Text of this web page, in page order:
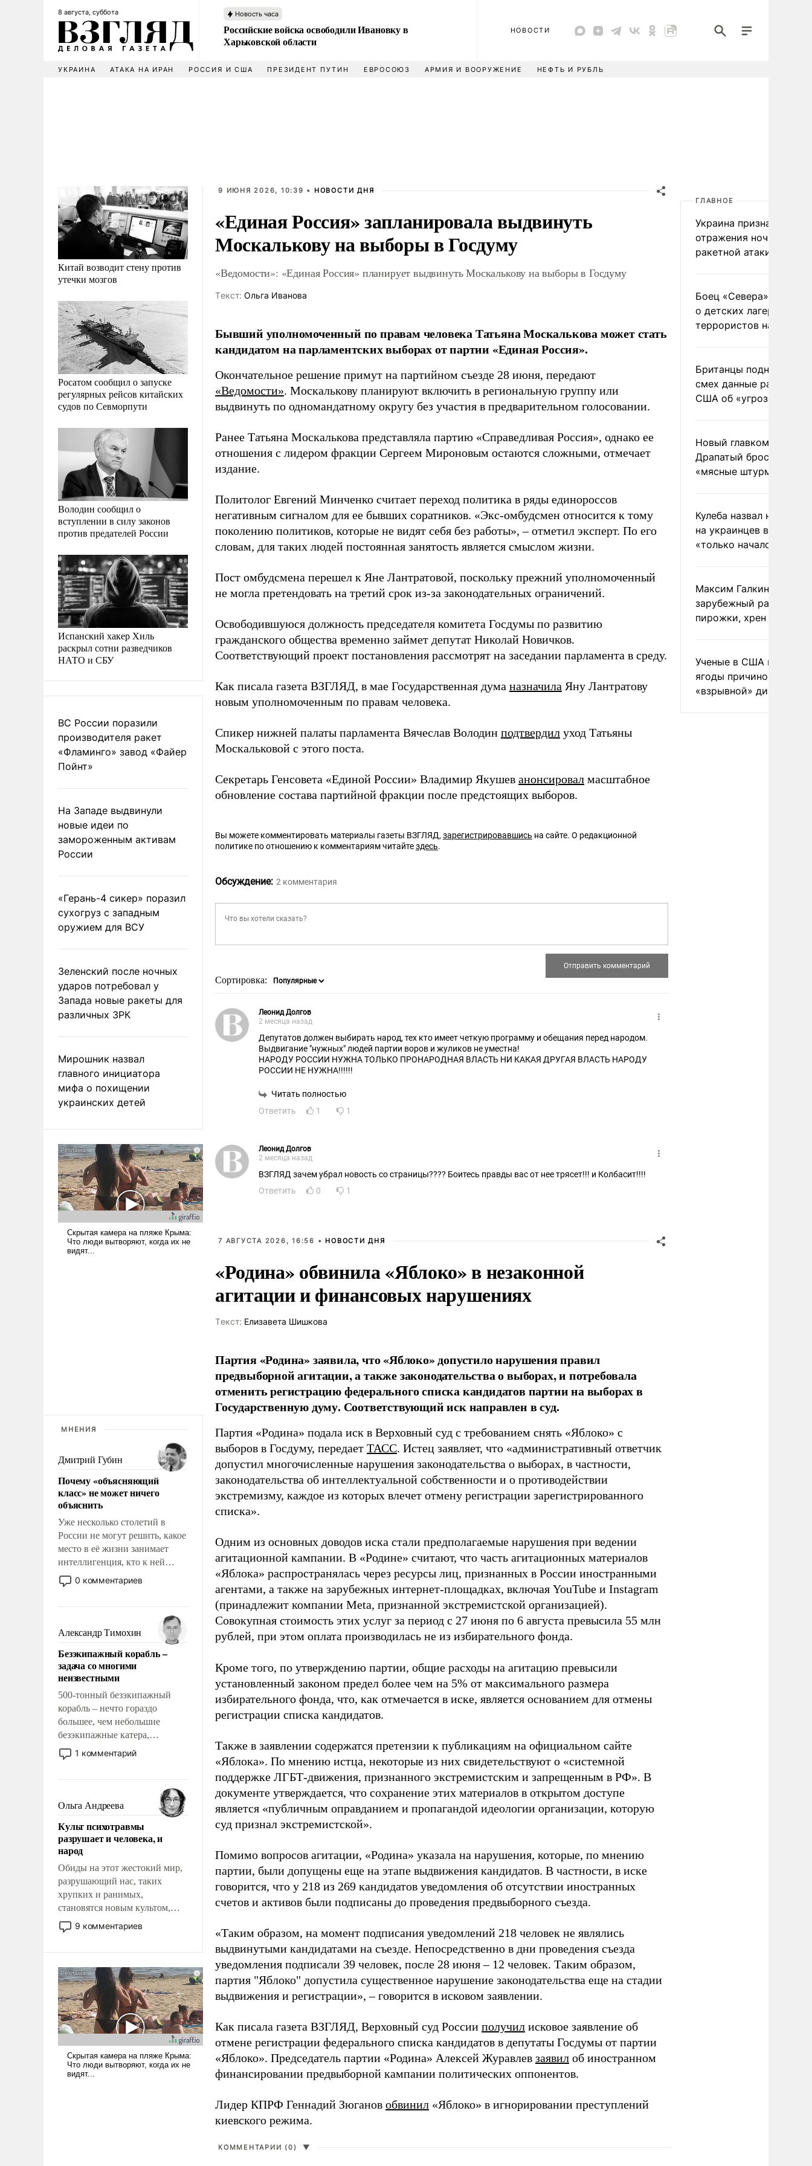
8 августа, суббота Новость часа
Российские войска освободили Ивановку в
Харьковской области
НОВОСТИ
УКРАИНА АТАКА НА ИРАН РОССИЯ И США ПРЕЗИДЕНТ ПУТИН ЕВРОСОЮЗ АРМИЯ И ВООРУЖЕНИЕ НЕФТЬ И РУБЛЬ
Китай возводит стену против
утечки мозгов
Росатом сообщил о запуске
регулярных рейсов китайских
судов по Севморпути
Володин сообщил о
вступлении в силу законов
против предателей России
Испанский хакер Хиль
раскрыл сотни разведчиков
НАТО и СБУ
ВС России поразили
производителя ракет
«Фламинго» завод «Файер
Пойнт»
На Западе выдвинули
новые идеи по
замороженным активам
России
«Герань-4 сикер» поразил
сухогруз с западным
оружием для ВСУ
Зеленский после ночных
ударов потребовал у
Запада новые ракеты для
различных ЗРК
Мирошник назвал
главного инициатора
мифа о похищении
украинских детей
МНЕНИЯ
Дмитрий Губин
Почему «объясняющий
класс» не может ничего
объяснить
Уже несколько столетий в
России не могут решить, какое
место в её жизни занимает
интеллигенция, кто к ней
принадлежит, а кого из неё
исключили с правом
чем она отличается от просто
образованных людей. Иногда
казалось, что эти вопросы
решены раз и навсегда, но –
нет, не решены.
0 комментариев
Александр Тимохин
Безэкипажный корабль –
задача со многими
неизвестными
500-тонный безэкипажный
корабль – нечто гораздо
большее, чем небольшие
безэкипажные катера,
применение которых уже
стало обыденностью. Задача по
сложна и амбициозна. Однако
и ее реализация радикально
поднимет наши боевые
возможности.
1 комментарий
Ольга Андреева
Культ психотравмы
разрушает и человека, и
народ
Обиды на этот жестокий мир,
разрушающий нас, таких
хрупких и ранимых,
становятся новым культом,
постепенно вытесняя и
отменяя традиционное
ударами судьбы, брать на себя
ответственность, помогать
слабым, идти вперед и
адаптироваться.
9 комментариев
9 ИЮНЯ 2026, 10:39 • НОВОСТИ ДНЯ
«Единая Россия» запланировала выдвинуть
Москалькову на выборы в Госдуму
«Ведомости»: «Единая Россия» планирует выдвинуть Москалькову на выборы в Госдуму
Tекст: Ольга Иванова
Бывший уполномоченный по правам человека Татьяна Москалькова может стать
кандидатом на парламентских выборах от партии «Единая Россия».
Окончательное решение примут на партийном съезде 28 июня, передают
«Ведомости». Москалькову планируют включить в региональную группу или
выдвинуть по одномандатному округу без участия в предварительном голосовании.
Ранее Татьяна Москалькова представляла партию «Справедливая Россия», однако ее
отношения с лидером фракции Сергеем Мироновым остаются сложными, отмечает
издание.
Политолог Евгений Минченко считает переход политика в ряды единороссов
негативным сигналом для ее бывших соратников. «Экс-омбудсмен относится к тому
поколению политиков, которые не видят себя без работы», – отметил эксперт. По его
словам, для таких людей постоянная занятость является смыслом жизни.
Пост омбудсмена перешел к Яне Лантратовой, поскольку прежний уполномоченный
не могла претендовать на третий срок из-за законодательных ограничений.
Освободившуюся должность председателя комитета Госдумы по развитию
гражданского общества временно займет депутат Николай Новичков.
Соответствующий проект постановления рассмотрят на заседании парламента в среду.
Как писала газета ВЗГЛЯД, в мае Государственная дума назначила Яну Лантратову
новым уполномоченным по правам человека.
Спикер нижней палаты парламента Вячеслав Володин подтвердил уход Татьяны
Москальковой с этого поста.
Секретарь Генсовета «Единой России» Владимир Якушев анонсировал масштабное
обновление состава партийной фракции после предстоящих выборов.
Вы можете комментировать материалы газеты ВЗГЛЯД, зарегистрировавшись на сайте. О редакционной
политике по отношению к комментариям читайтездесь.
Обсуждение: 2 комментария
Сортировка:
Леонид Долгов
2 месяца назад
Депутатов должен выбирать народ, тех кто имеет четкую программу и обещания перед народом.
Выдвигание "нужных" людей партии воров и жуликов не уместна!
НАРОДУ РОССИИ НУЖНА ТОЛЬКО ПРОНАРОДНАЯ ВЛАСТЬ НИ КАКАЯ ДРУГАЯ ВЛАСТЬ НАРОДУ
РОССИИ НЕ НУЖНА!!!!!!
Читать полностью
Ответить
1 1
Леонид Долгов
2 месяца назад
ВЗГЛЯД зачем убрал новость со страницы???? Боитесь правды вас от нее трясет!!! и Колбасит!!!!
Ответить
0 1
7 АВГУСТА 2026, 16:56 • НОВОСТИ ДНЯ
«Родина» обвинила «Яблоко» в незаконной
агитации и финансовых нарушениях
Tекст: Елизавета Шишкова
Партия «Родина» заявила, что «Яблоко» допустило нарушения правил
предвыборной агитации, а также законодательства о выборах, и потребовала
отменить регистрацию федерального списка кандидатов партии на выборах в
Государственную думу. Соответствующий иск направлен в суд.
Партия «Родина» подала иск в Верховный суд с требованием снять «Яблоко» с
выборов в Госдуму, передает ТАСС. Истец заявляет, что «административный ответчик
допустил многочисленные нарушения законодательства о выборах, в частности,
законодательства об интеллектуальной собственности и о противодействии
экстремизму, каждое из которых влечет отмену регистрации зарегистрированного
списка».
Одним из основных доводов иска стали предполагаемые нарушения при ведении
агитационной кампании. В «Родине» считают, что часть агитационных материалов
«Яблока» распространялась через ресурсы лиц, признанных в России иностранными
агентами, а также на зарубежных интернет-площадках, включая YouTube и Instagram
(принадлежит компании Meta, признанной экстремистской организацией).
Совокупная стоимость этих услуг за период с 27 июня по 6 августа превысила 55 млн
рублей, при этом оплата производилась не из избирательного фонда.
Кроме того, по утверждению партии, общие расходы на агитацию превысили
установленный законом предел более чем на 5% от максимального размера
избирательного фонда, что, как отмечается в иске, является основанием для отмены
регистрации списка кандидатов.
Также в заявлении содержатся претензии к публикациям на официальном сайте
«Яблока». По мнению истца, некоторые из них свидетельствуют о «системной
поддержке ЛГБТ-движения, признанного экстремистским и запрещенным в РФ». В
документе утверждается, что сохранение этих материалов в открытом доступе
является «публичным оправданием и пропагандой идеологии организации, которую
суд признал экстремистской».
Помимо вопросов агитации, «Родина» указала на нарушения, которые, по мнению
партии, были допущены еще на этапе выдвижения кандидатов. В частности, в иске
говорится, что у 218 из 269 кандидатов уведомления об отсутствии иностранных
счетов и активов были подписаны до проведения предвыборного съезда.
«Таким образом, на момент подписания уведомлений 218 человек не являлись
выдвинутыми кандидатами на съезде. Непосредственно в дни проведения съезда
уведомления подписали 39 человек, после 28 июня – 12 человек. Таким образом,
партия "Яблоко" допустила существенное нарушение законодательства еще на стадии
выдвижения и регистрации», – говорится в исковом заявлении.
Как писала газета ВЗГЛЯД, Верховный суд России получил исковое заявление об
отмене регистрации федерального списка кандидатов в депутаты Госдумы от партии
«Яблоко». Председатель партии «Родина» Алексей Журавлев заявил об иностранном
финансировании предвыборной кампании политических оппонентов.
Лидер КПРФ Геннадий Зюганов обвинил «Яблоко» в игнорировании преступлений
киевского режима.
КОММЕНТАРИИ (0) ▼
ГЛАВНОЕ
Украина признала
отражения ночной
ракетной атаки
Боец «Севера»
о детских лагерях
террористов на
Британцы подняли на
смех данные разведки
США об «угрозе
Новый главком ВСУ
Драпатый бросил
«мясные штурмы»
Кулеба назвал
на украинцев в Польше
«только началом»
Максим Галкин
зарубежный райдер
пирожки, хрен и морс
Ученые в США назвали
ягоды причиной
«взрывной» диареи